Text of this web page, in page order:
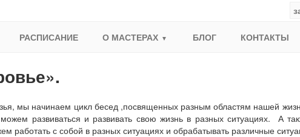
РАСПИСАНИЕ О МАСТЕРАХ БЛОГ КОНТАКТЫ
мы начинаем цикл бесед ,посвященных разным областям нашей
развиваться и развивать свою жизнь в разных ситуациях. А
работать с собой в разных ситуациях и обрабатывать различные